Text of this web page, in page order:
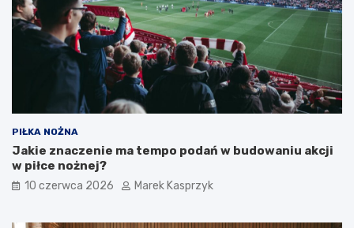
PIŁKA NOŻNA
Jakie znaczenie ma tempo podań w budowaniu akcji
w piłce nożnej?
10 czerwca 2026 Marek Kasprzyk